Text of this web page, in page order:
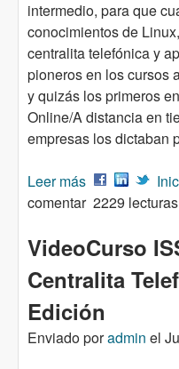
intermedio, para que
conocimientos de
centralita telefónica y
pioneros en los cursos
y quizás los primeros
Online/A distancia en
empresas los dictaban
Leer más sobre Curso
Telefónica –
comentar 2229 lecturas
VideoCurso
Centralita
Edición
Enviado poradmin el